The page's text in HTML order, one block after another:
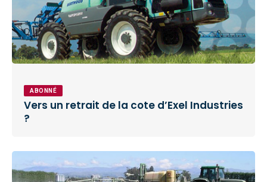
ABONNÉ
Vers un retrait de la cote d’Exel Industries
?